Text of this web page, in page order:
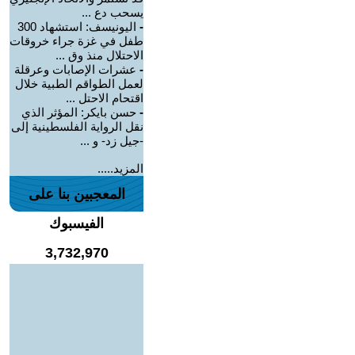
يسحب دع ...
-
اليونيسف: استشهاد 300
طفل في غزة جراء خروقات
الاحتلال منذ وق ...
- عشرات الإصابات وعرقلة
لعمل الطواقم الطبية خلال
اقتحام الاحتل ...
- حسن بايكر: المؤثر الذي
نقل الرواية الفلسطينية إلى
-جيل زد- و ...
المزيد.....
المعجبين بنا على
الفيسبوك
3,732,970